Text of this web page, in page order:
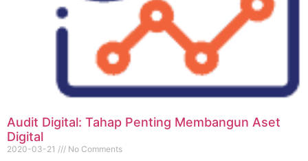
Audit Digital: Tahap Penting Membangun Aset
Digital
2020-03-21 No Comments